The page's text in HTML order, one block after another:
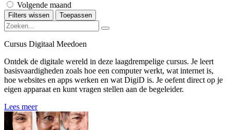
Volgende maand
Filters wissen Toepassen
Cursus Digitaal Meedoen
Ontdek de digitale wereld in deze laagdrempelige cursus. Je leert
basisvaardigheden zoals hoe een computer werkt, wat internet is,
hoe websites en apps werken en wat DigiD is. Je oefent direct op je
eigen apparaat en kunt vragen stellen aan de begeleider.
Lees meer